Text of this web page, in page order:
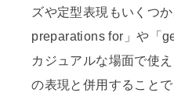
ズや定型表現もいくつ
preparations for」や「
カジュアルな場面で使
の表現と併用すること